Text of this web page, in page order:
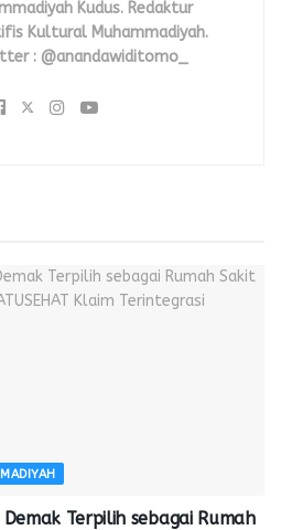
Kudus. Redaktur
Kultural Muhammadiyah.
: @anandawiditomo_
Terpilih sebagai Rumah